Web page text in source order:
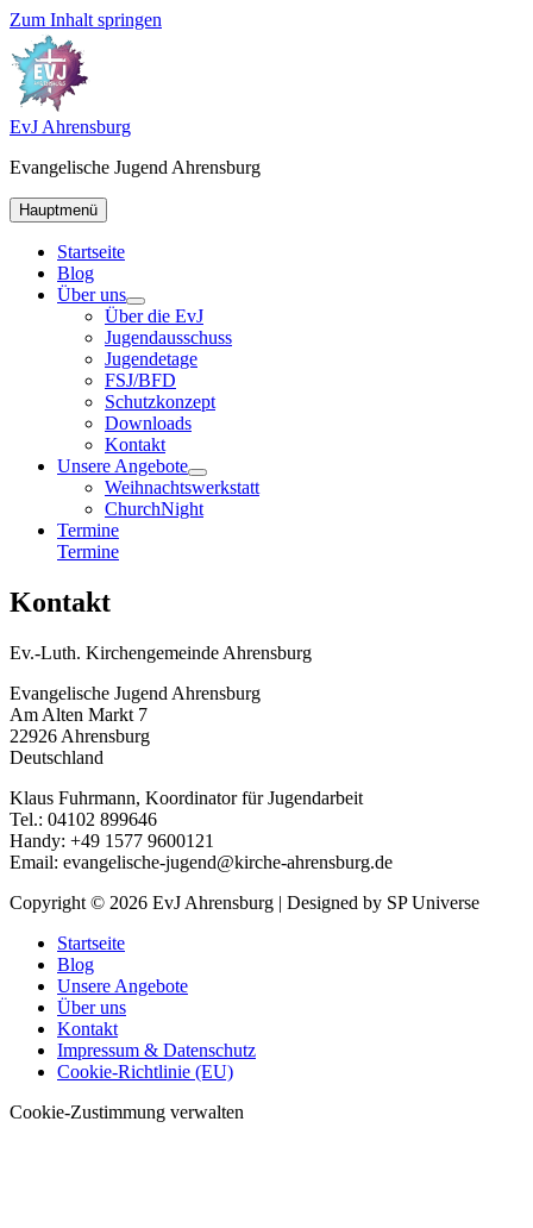
Zum Inhalt springen
EvJ Ahrensburg
Evangelische Jugend Ahrensburg
Hauptmenü
Startseite
Blog
Über uns
Über die EvJ
Jugendausschuss
Jugendetage
FSJ/BFD
Schutzkonzept
Downloads
Kontakt
Unsere Angebote
Weihnachtswerkstatt
ChurchNight
Termine
Termine
Kontakt
Ev.-Luth. Kirchengemeinde Ahrensburg
Evangelische Jugend Ahrensburg
Am Alten Markt 7
22926 Ahrensburg
Deutschland
Klaus Fuhrmann, Koordinator für Jugendarbeit
Tel.: 04102 899646
Handy: +49 1577 9600121
Email: evangelische-jugend@kirche-ahrensburg.de
Copyright © 2026 EvJ Ahrensburg | Designed by SP Universe
Startseite
Blog
Unsere Angebote
Über uns
Kontakt
Impressum & Datenschutz
Cookie-Richtlinie (EU)
Cookie-Zustimmung verwalten